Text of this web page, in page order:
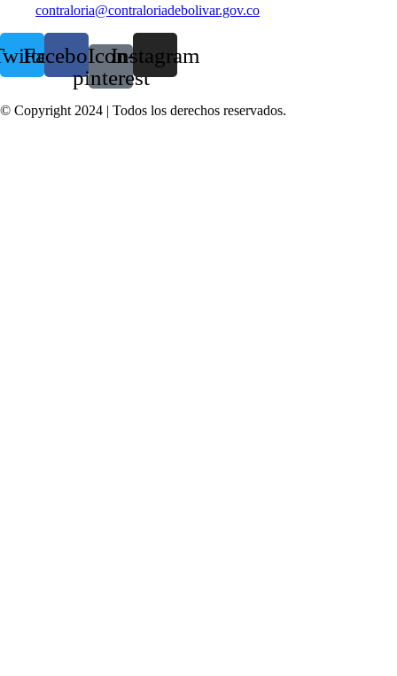
contraloria@contraloriadebolivar.gov.co
FacebookIcon-
pinterest
Instagram
© Copyright 2024 | Todos los derechos reservados.